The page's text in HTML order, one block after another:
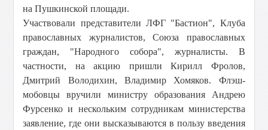
на Пушкинской площади.
Участвовали представители ЛФГ "Бастион", Клуба
православных журналистов, Союза православных
граждан, "Народного собора", журналисты. В
частности, на акцию пришли Кирилл Фролов,
Дмитрий Володихин, Владимир Хомяков. Флэш-
мобовцы вручили министру образования Андрею
Фурсенко и нескольким сотрудникам министерства
заявление, где они высказываются в пользу введения